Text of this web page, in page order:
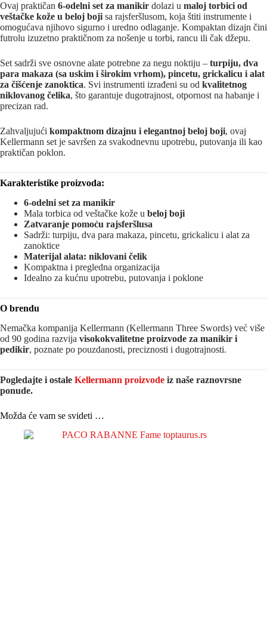
Ovaj praktičan 6-odelni set za manikir dolazi u maloj torbici od
veštačke kože u beloj boji sa rajsferšlusom, koja štiti instrumente i
omogućava njihovo sigurno i uredno odlaganje. Kompaktan dizajn čini
futrolu izuzetno praktičnom za nošenje u torbi, rancu ili čak džepu.
Set sadrži sve osnovne alate potrebne za negu noktiju – turpiju, dva
para makaza (sa uskim i širokim vrhom), pincetu, grickalicu i alat
za čišćenje zanoktica. Svi instrumenti izrađeni su od kvalitetnog
niklovanog čelika, što garantuje dugotrajnost, otpornost na habanje i
precizan rad.
Zahvaljujući kompaktnom dizajnu i elegantnoj beloj boji, ovaj
Kellermann set je savršen za svakodnevnu upotrebu, putovanja ili kao
praktičan poklon.
Karakteristike proizvoda:
6-odelni set za manikir
Mala torbica od veštačke kože u beloj boji
Zatvaranje pomoću rajsferšlusa
Sadrži: turpiju, dva para makaza, pincetu, grickalicu i alat za
zanoktice
Materijal alata: niklovani čelik
Kompaktna i pregledna organizacija
Idealno za kućnu upotrebu, putovanja i poklone
O brendu
Nemačka kompanija Kellermann (Kellermann Three Swords) već više
od 90 godina razvija visokokvalitetne proizvode za manikir i
pedikir, poznate po pouzdanosti, preciznosti i dugotrajnosti.
Pogledajte i ostale Kellermann proizvode iz naše raznovrsne
ponude.
Možda će vam se svideti …